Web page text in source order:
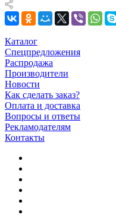
Каталог
Спецпредложения
Распродажа
Производители
Новости
Как сделать заказ?
Оплата и доставка
Вопросы и ответы
Рекламодателям
Контакты